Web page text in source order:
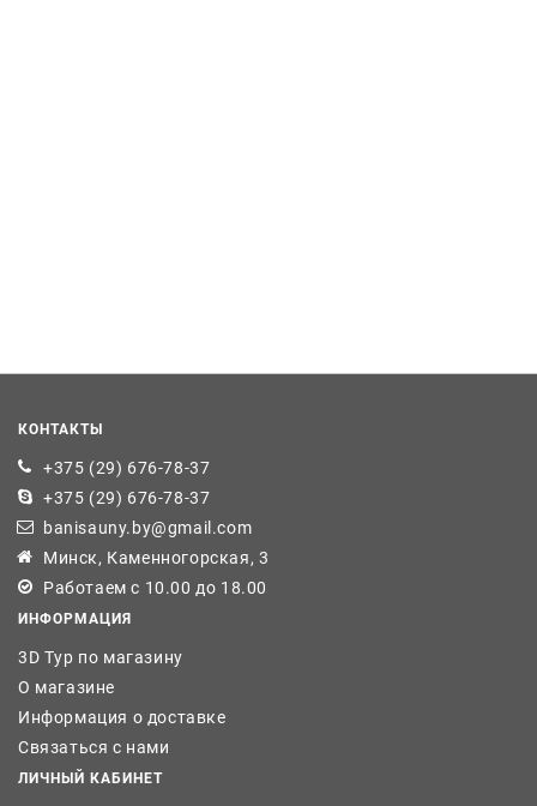
КОНТАКТЫ
+375 (29) 676-78-37
+375 (29) 676-78-37
banisauny.by@gmail.com
Минск, Каменногорская, 3
Работаем с 10.00 до 18.00
ИНФОРМАЦИЯ
3D Тур по магазину
О магазине
Информация о доставке
Связаться с нами
ЛИЧНЫЙ КАБИНЕТ